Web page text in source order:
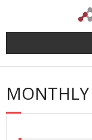
content